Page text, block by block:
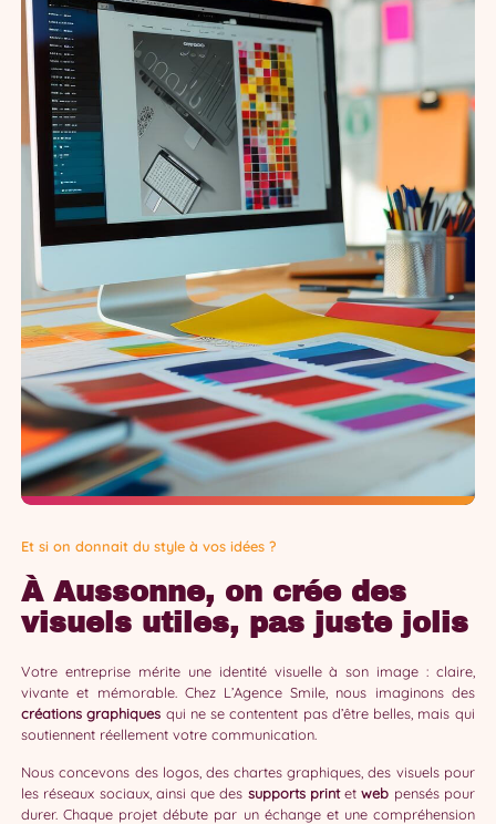
Et si on donnait du style à vos idées ?
À Aussonne, on crée des
visuels utiles, pas juste jolis
Votre entreprise mérite une identité visuelle à son image : claire,
vivante et mémorable. Chez L’Agence Smile, nous imaginons des
créations graphiques qui ne se contentent pas d’être belles, mais qui
soutiennent réellement votre communication.
Nous concevons des logos, des chartes graphiques, des visuels pour
les réseaux sociaux, ainsi que des supports printetweb pensés pour
durer. Chaque projet débute par un échange et une compréhension